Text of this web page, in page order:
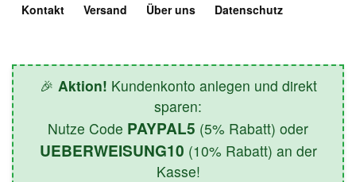
Kontakt Versand Über uns Datenschutz
🎉 Aktion! Kundenkonto anlegen und direkt
sparen:
Nutze Code PAYPAL5 (5% Rabatt) oder
UEBERWEISUNG10 (10% Rabatt) an der
Kasse!